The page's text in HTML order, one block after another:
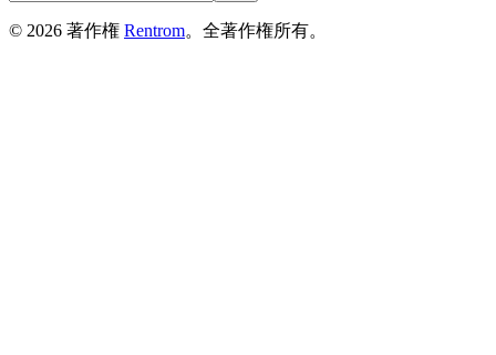
© 2026 著作権 Rentrom。全著作権所有。